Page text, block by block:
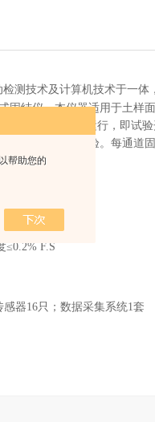
帮助您的
测技术及计算机技术于一体，
固结仪。本仪器适用于土样
仪采控器可独立运行，即试
现场继续进行试验。每通道
≤0.2% F.S
器16只；数据采集系统1套